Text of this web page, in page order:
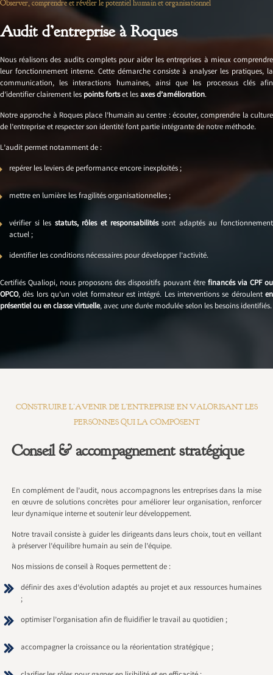
Observer, comprendre et révéler le potentiel humain et organisationnel
Audit d’entreprise à Roques
Nous réalisons des audits complets pour aider les entreprises à mieux comprendre
leur fonctionnement interne. Cette démarche consiste à analyser les pratiques, la
communication, les interactions humaines, ainsi que les processus clés afin
d’identifier clairement les points fortset lesaxes d’amélioration.
Notre approche à Roques place l’humain au centre : écouter, comprendre la culture
de l’entreprise et respecter son identité font partie intégrante de notre méthode.
L’audit permet notamment de :
repérer les leviers de performance encore inexploités ;
mettre en lumière les fragilités organisationnelles ;
vérifier si les statuts, rôles et responsabilitéssont adaptés au fonctionnement
actuel ;
identifier les conditions nécessaires pour développer l’activité.
Certifiés Qualiopi, nous proposons des dispositifs pouvant être financés via CPF ou
OPCO, dès lors qu’un volet formateur est intégré. Les interventions se déroulent en
présentiel ou en classe virtuelle, avec une durée modulée selon les besoins identifiés.
CONSTRUIRE L’AVENIR DE L’ENTREPRISE EN VALORISANT LES
PERSONNES QUI LA COMPOSENT
Conseil & accompagnement stratégique
En complément de l’audit, nous accompagnons les entreprises dans la mise
en œuvre de solutions concrètes pour améliorer leur organisation, renforcer
leur dynamique interne et soutenir leur développement.
Notre travail consiste à guider les dirigeants dans leurs choix, tout en veillant
à préserver l’équilibre humain au sein de l’équipe.
Nos missions de conseil à Roques permettent de :
définir des axes d’évolution adaptés au projet et aux ressources humaines
;
optimiser l’organisation afin de fluidifier le travail au quotidien ;
accompagner la croissance ou la réorientation stratégique ;